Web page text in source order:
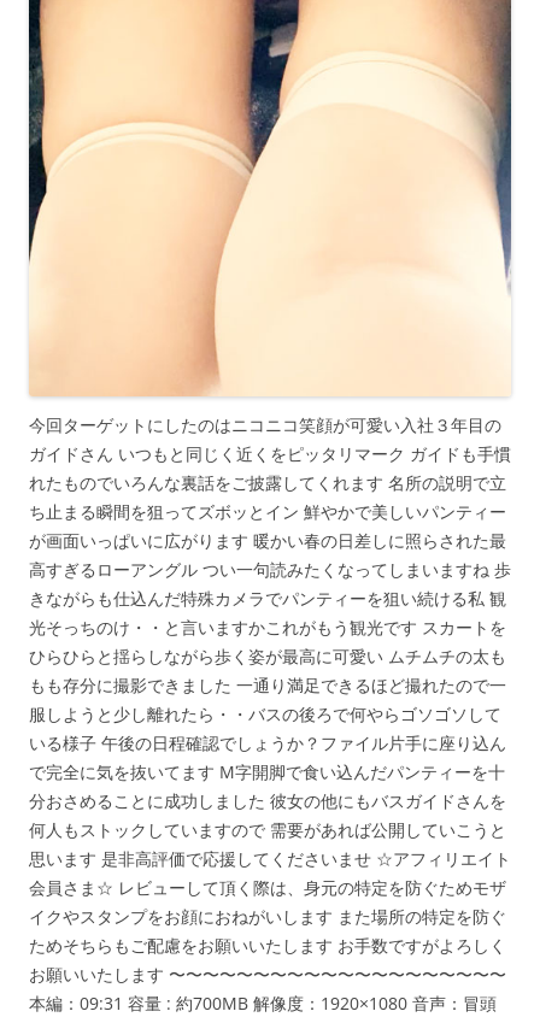
今回ターゲットにしたのはニコニコ笑顔が可愛い入社３年目の
ガイドさん いつもと同じく近くをピッタリマーク ガイドも手慣
れたものでいろんな裏話をご披露してくれます 名所の説明で立
ち止まる瞬間を狙ってズボッとイン 鮮やかで美しいパンティー
が画面いっぱいに広がります 暖かい春の日差しに照らされた最
高すぎるローアングル つい一句読みたくなってしまいますね 歩
きながらも仕込んだ特殊カメラでパンティーを狙い続ける私 観
光そっちのけ・・と言いますかこれがもう観光です スカートを
ひらひらと揺らしながら歩く姿が最高に可愛い ムチムチの太も
もも存分に撮影できました 一通り満足できるほど撮れたので一
服しようと少し離れたら・・バスの後ろで何やらゴソゴソして
いる様子 午後の日程確認でしょうか？ファイル片手に座り込ん
で完全に気を抜いてます M字開脚で食い込んだパンティーを十
分おさめることに成功しました 彼女の他にもバスガイドさんを
何人もストックしていますので 需要があれば公開していこうと
思います 是非高評価で応援してくださいませ ☆アフィリエイト
会員さま☆ レビューして頂く際は、身元の特定を防ぐためモザ
イクやスタンプをお顔におねがいします また場所の特定を防ぐ
ためそちらもご配慮をお願いいたします お手数ですがよろしく
お願いいたします 〜〜〜〜〜〜〜〜〜〜〜〜〜〜〜〜〜〜〜〜
本編：09:31 容量 : 約700MB 解像度：1920×1080 音声：冒頭